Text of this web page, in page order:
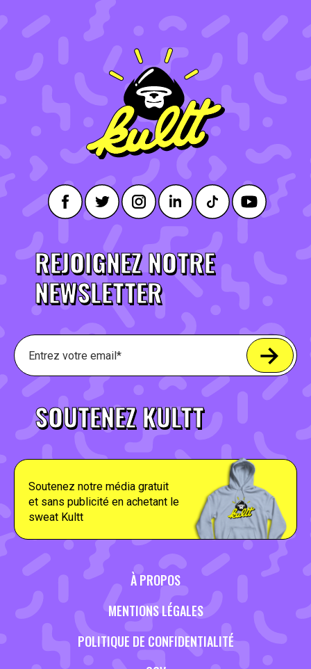
REJOIGNEZ NOTRE
NEWSLETTER
SOUTENEZ KULTT
Soutenez notre média gratuit
et sans publicité en achetant le
sweat Kultt
À PROPOS
MENTIONS LÉGALES
POLITIQUE DE CONFIDENTIALITÉ